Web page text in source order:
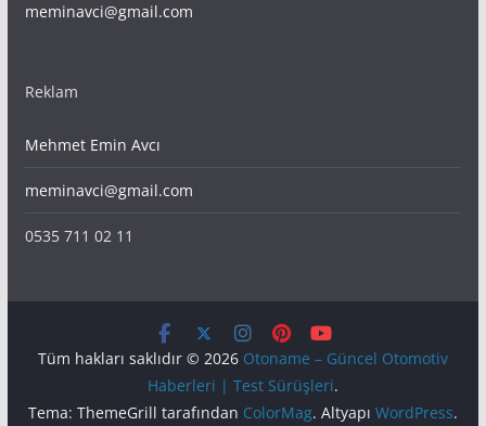
meminavci@gmail.com
Reklam
Mehmet Emin Avcı
meminavci@gmail.com
0535 711 02 11
Tüm hakları saklıdır © 2026 Otoname – Güncel Otomotiv
Haberleri | Test Sürüşleri.
Tema: ThemeGrill tarafından ColorMag. Altyapı WordPress.